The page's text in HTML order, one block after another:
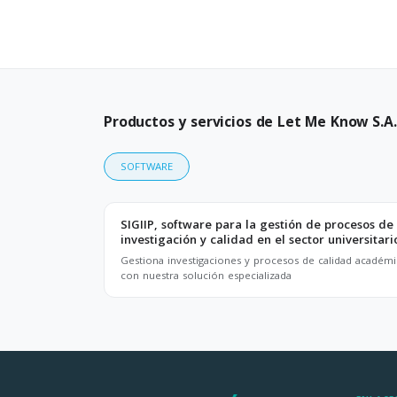
Productos y servicios de Let Me Know
SOFTWARE
SIGIIP, software para la gestión de procesos de
investigación y calidad en el sector
Gestiona investigaciones y procesos de calidad
con nuestra solución especializada